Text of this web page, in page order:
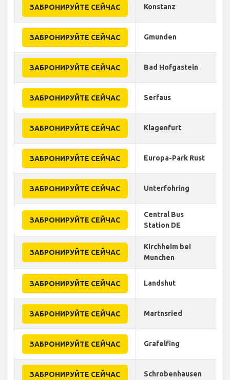
ЗАБРОНИРУЙТЕ СЕЙЧАС Konstanz
ЗАБРОНИРУЙТЕ СЕЙЧАС Gmunden
ЗАБРОНИРУЙТЕ СЕЙЧАС Bad Hofgastein
ЗАБРОНИРУЙТЕ СЕЙЧАС Serfaus
ЗАБРОНИРУЙТЕ СЕЙЧАС Klagenfurt
ЗАБРОНИРУЙТЕ СЕЙЧАС Europa-Park Rust
ЗАБРОНИРУЙТЕ СЕЙЧАС Unterfohring
ЗАБРОНИРУЙТЕ СЕЙЧАС
Central Bus
Station DE
ЗАБРОНИРУЙТЕ СЕЙЧАС
Kirchheim bei
Munchen
ЗАБРОНИРУЙТЕ СЕЙЧАС Landshut
ЗАБРОНИРУЙТЕ СЕЙЧАС Martnsried
ЗАБРОНИРУЙТЕ СЕЙЧАС Grafelfing
ЗАБРОНИРУЙТЕ СЕЙЧАС Schrobenhausen